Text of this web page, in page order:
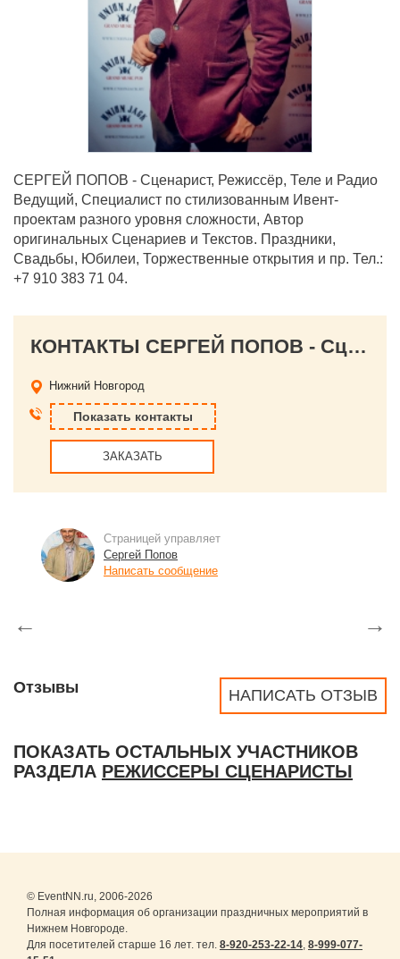
СЕРГЕЙ ПОПОВ - Сценарист, Режиссёр, Теле и Радио
Ведущий, Специалист по стилизованным Ивент-
проектам разного уровня сложности, Автор
оригинальных Сценариев и Текстов. Праздники,
Свадьбы, Юбилеи, Торжественные открытия и пр. Тел.:
+7 910 383 71 04.
КОНТАКТЫ СЕРГЕЙ ПОПОВ - Сценарист, Режиссёр, Теле и Радио Ведущий, Специалист по стилизованным Ивент-проектам
Нижний Новгород
Показать контакты
ЗАКАЗАТЬ
Страницей управляет
Сергей Попов
Написать сообщение
← →
НАПИСАТЬ ОТЗЫВ
Отзывы
ПОКАЗАТЬ ОСТАЛЬНЫХ УЧАСТНИКОВ
РАЗДЕЛА РЕЖИССЕРЫ СЦЕНАРИСТЫ
© EventNN.ru, 2006-2026
Полная информация об организации праздничных мероприятий в
Нижнем Новгороде.
Для посетителей старше 16 лет. тел. 8-920-253-22-14 8-999-077-